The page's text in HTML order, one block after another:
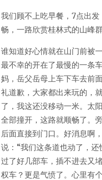
我们顾不上吃早餐，7点出
畅，一路欣赏桂林式的山峰
谁知道好心情就在山门前被
最不幸的开在了最慢的一条
妈，岳父岳母上车下车去前
礼道歉，大家都出来玩的，
了，我这还没移动一米。太
全部撞开，这路就顺畅了。
后面直接到门口。好消息啊
说：“我们这条道也动了，
过了好几部车，插不进去又
权车？更是气愤了。心里有